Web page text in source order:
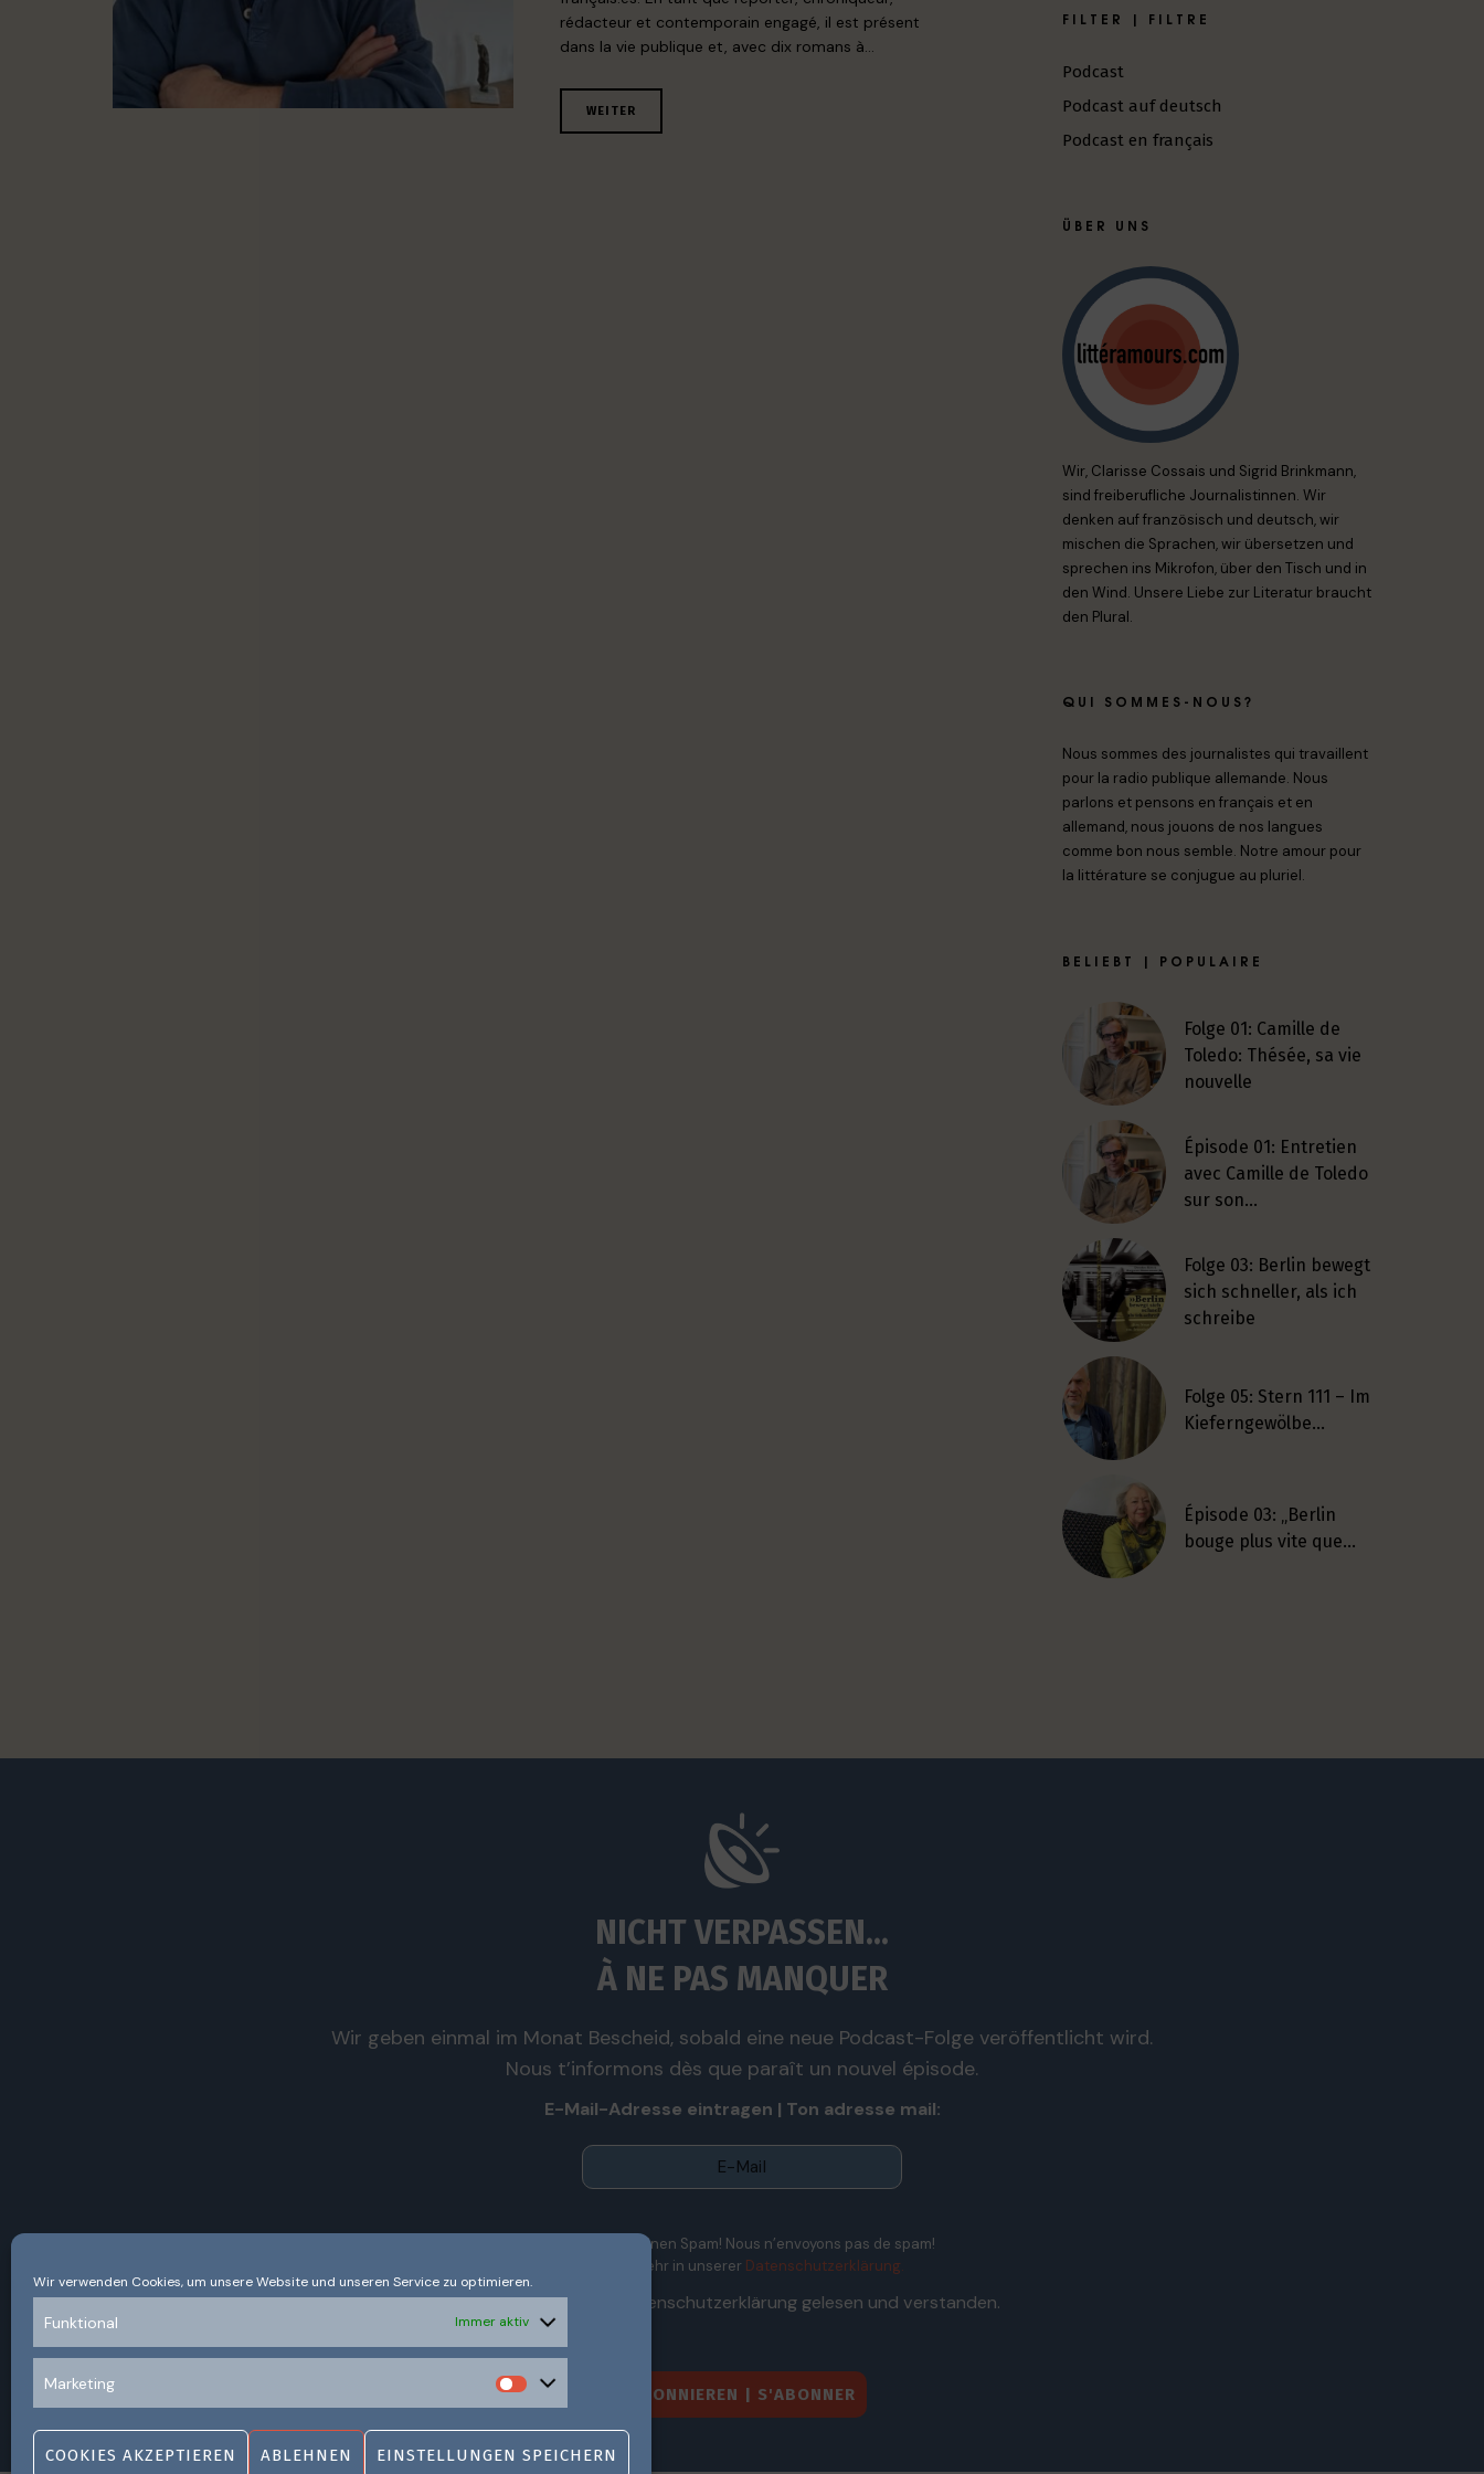
Wir verwenden Cookies, um unsere Website und unseren Service zu optimieren.
Funktional Immer aktiv
Marketing
COOKIES AKZEPTIEREN ABLEHNEN EINSTELLUNGEN SPEICHERN
rédacteur et contemporain engagé, il est présent
dans la vie publique et, avec dix romans à…
WEITER
FILTER | FILTRE
Podcast
Podcast auf deutsch
Podcast en français
ÜBER UNS
Wir, Clarisse Cossais und Sigrid Brinkmann,
sind freiberufliche Journalistinnen. Wir
denken auf französisch und deutsch, wir
mischen die Sprachen, wir übersetzen und
sprechen ins Mikrofon, über den Tisch und in
den Wind. Unsere Liebe zur Literatur braucht
den Plural.
QUI SOMMES-NOUS?
Nous sommes des journalistes qui travaillent
pour la radio publique allemande. Nous
parlons et pensons en français et en
allemand, nous jouons de nos langues
comme bon nous semble. Notre amour pour
la littérature se conjugue au pluriel.
BELIEBT | POPULAIRE
Folge 01: Camille de
Toledo: Thésée, sa vie
nouvelle
Épisode 01: Entretien
avec Camille de Toledo
sur son…
Folge 03: Berlin bewegt
sich schneller, als ich
schreibe
Folge 05: Stern 111 – Im
Kieferngewölbe…
Épisode 03: „Berlin
bouge plus vite que…
NICHT VERPASSEN...
À NE PAS MANQUER
Wir geben einmal im Monat Bescheid, sobald eine neue Podcast-Folge veröffentlicht wird.
Nous t’informons dès que paraît un nouvel épisode.
E-Mail-Adresse eintragen | Ton adresse mail:
Wir senden keinen Spam! Nous n’envoyons pas de spam!
Erfahre mehr in unserer Datenschutzerklärung.
Ich habe die Datenschutzerklärung gelesen und verstanden.